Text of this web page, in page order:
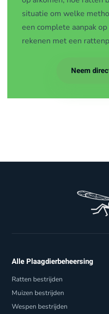
situatie om welke
een complete aanpak
rekenen met een
Neem
Alle Plaagdierbeheersing
Ratten bestrijden
Muizen bestrijden
Wespen bestrijden